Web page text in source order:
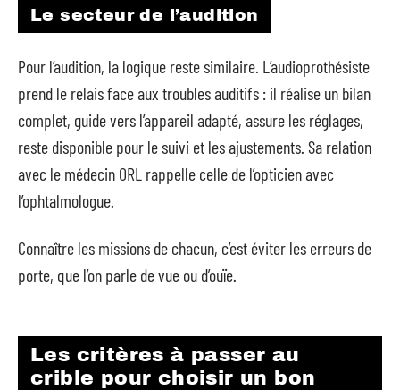
Le secteur de l’audition
Pour l’audition, la logique reste similaire. L’audioprothésiste
prend le relais face aux troubles auditifs : il réalise un bilan
complet, guide vers l’appareil adapté, assure les réglages,
reste disponible pour le suivi et les ajustements. Sa relation
avec le médecin ORL rappelle celle de l’opticien avec
l’ophtalmologue.
Connaître les missions de chacun, c’est éviter les erreurs de
porte, que l’on parle de vue ou d’ouïe.
Les critères à passer au
crible pour choisir un bon